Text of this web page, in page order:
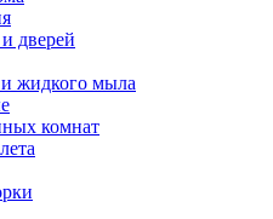
дверей
жидкого мыла
комнат